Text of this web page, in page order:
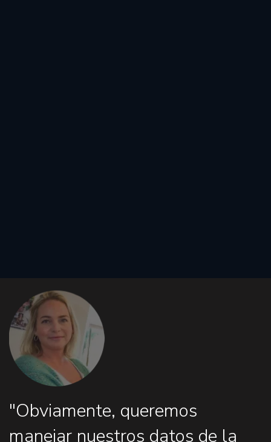
"Obviamente, queremos
manejar nuestros datos de la